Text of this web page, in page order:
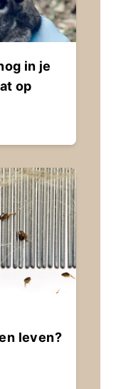
in je
op
leven?